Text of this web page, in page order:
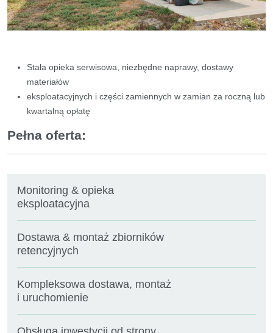
Stała opieka serwisowa, niezbędne naprawy, dostawy
materiałów
eksploatacyjnych i części zamiennych w zamian za roczną lub
kwartalną opłatę
Pełna oferta:
Monitoring & opieka
eksploatacyjna
Dostawa & montaż zbiorników
retencyjnych
Kompleksowa dostawa, montaż
i uruchomienie